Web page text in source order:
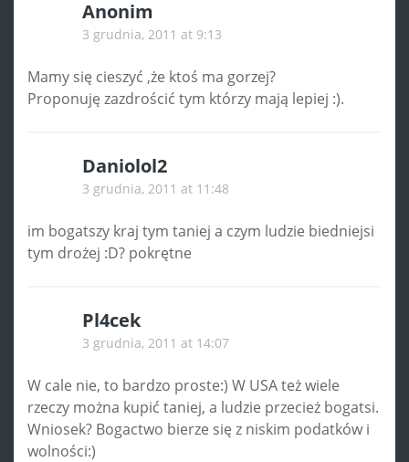
Anonim
3 grudnia, 2011 at 9:13
Mamy się cieszyć ,że ktoś ma gorzej?
Proponuję zazdrościć tym którzy mają lepiej :).
Daniolol2
3 grudnia, 2011 at 11:48
im bogatszy kraj tym taniej a czym ludzie biedniejsi
tym drożej :D? pokrętne
Pl4cek
3 grudnia, 2011 at 14:07
W cale nie, to bardzo proste:) W USA też wiele
rzeczy można kupić taniej, a ludzie przecież bogatsi.
Wniosek? Bogactwo bierze się z niskim podatków i
wolności:)